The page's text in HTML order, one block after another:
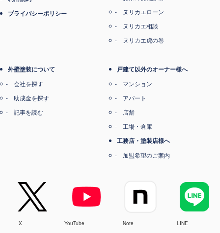
プライバシーポリシー
ヌリカエローン
ヌリカエ相談
ヌリカエ虎の巻
外壁塗装について
会社を探す
助成金を探す
記事を読む
戸建て以外のオーナー様へ
マンション
アパート
店舗
工場・倉庫
工務店・塗装店様へ
加盟希望のご案内
X YouTube Note LINE